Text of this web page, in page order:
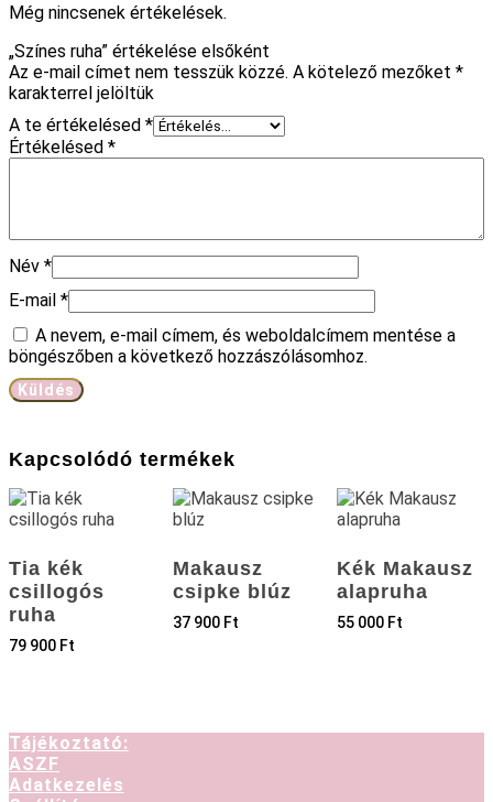
Még nincsenek értékelések.
„Színes ruha” értékelése elsőként
Az e-mail címet nem tesszük közzé. A kötelező mezőket *
karakterrel jelöltük
A te értékelésed *
Értékelésed *
Név *
E-mail *
A nevem, e-mail címem, és weboldalcímem mentése a
böngészőben a következő hozzászólásomhoz.
Kapcsolódó termékek
Tia kék
csillogós
ruha
79 900 Ft
Makausz
csipke blúz
37 900 Ft
Kék Makausz
alapruha
55 000 Ft
Tájékoztató:
ASZF
Adatkezelés